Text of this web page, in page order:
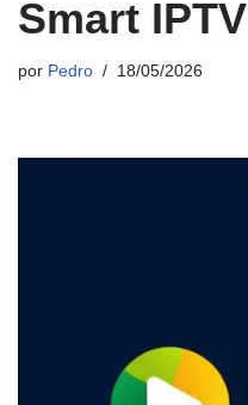
Smart IPTV
por Pedro 18/05/2026